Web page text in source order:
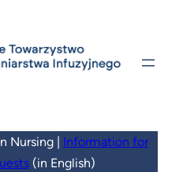
Nursing | Information for
(in English)